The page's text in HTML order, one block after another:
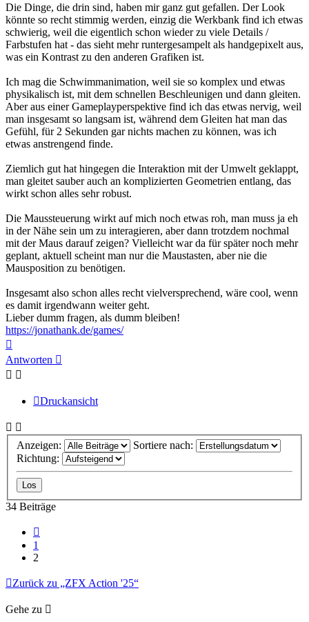
Die Dinge, die drin sind, haben mir ganz gut gefallen. Der Look
könnte so recht stimmig werden, einzig die Werkbank find ich etwas
schwierig, weil die eigentlich schon wieder zu viele Details /
Farbstufen hat - das sieht mehr runtergesampelt als handgepixelt aus,
was ein Kontrast zu den anderen Grafiken ist.
Ich mag die Schwimmanimation, weil sie so komplex und etwas
physikalisch ist, mit dem schnellen Beschleunigen und dann gleiten.
Aber aus einer Gameplayperspektive find ich das etwas nervig, weil
man insgesamt so langsam ist, während dem Gleiten hat man das
Gefühl, für 2 Sekunden gar nichts machen zu können, was ich
etwas anstrengend finde.
Ziemlich gut hat hingegen die Interaktion mit der Umwelt geklappt,
man gleitet sauber auch an komplizierten Geometrien entlang, das
wirkt schon alles sehr robust.
Die Maussteuerung wirkt auf mich noch etwas roh, man muss ja eh
in der Nähe sein um zu interagieren, aber dann trotzdem nochmal
mit der Maus darauf zeigen? Vielleicht war da für später noch mehr
geplant, aktuell scheint man nur die Maustasten, aber nie die
Mausposition zu benötigen.
Insgesamt also schon alles recht vielversprechend, wäre cool, wenn
es damit irgendwann weiter geht.
Lieber dumm fragen, als dumm bleiben!
https://jonathank.de/games/
oben
Antworten
Druckansicht
Anzeigen:
Sortiere nach:
Richtung:
34 Beiträge
1
2
Zurück zu „ZFX Action '25“
Gehe zu